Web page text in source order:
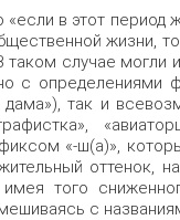
в этот период
жизни,
таком случае
с определениями
дама»), так и
«-ш(а)»,
оттенок,
того
с